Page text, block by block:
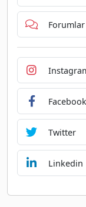
Forumlar
Facebook
Twitter
Linkedin